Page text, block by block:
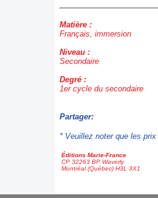
Matière :
Français, immersion
Niveau :
Secondaire
Degré :
1er cycle du secondaire
Partager:
* Veuillez noter que les
Éditions Marie-France
CP 32263 BP Waverly
Montréal (Québec) H3L 3X1